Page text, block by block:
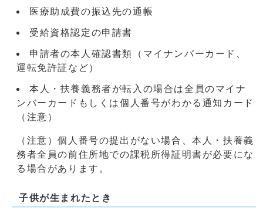
医療助成費の振込先の通帳
受給資格認定の申請書
申請者の本人確認書類（マイナンバーカード、
運転免許証など）
本人・扶養義務者が転入の場合は全員のマイナ
ンバーカードもしくは個人番号がわかる通知カード
（注意）
（注意）個人番号の提出がない場合、本人・扶養義
務者全員の前住所地での課税所得証明書が必要にな
る場合があります。
子供が生まれたとき